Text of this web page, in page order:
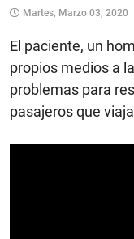
Martes, Marzo 03, 2020
El paciente, un
propios medios a
problemas para
pasajeros que